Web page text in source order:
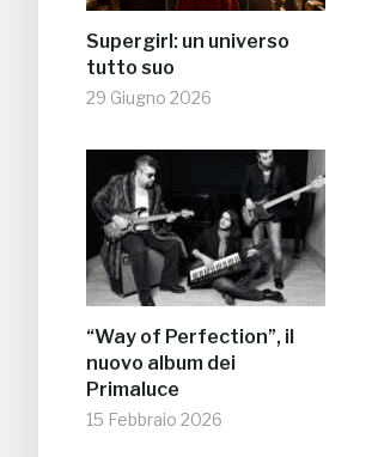
Supergirl: un universo
tutto suo
29 Giugno 2026
“Way of Perfection”, il
nuovo album dei
Primaluce
15 Febbraio 2026